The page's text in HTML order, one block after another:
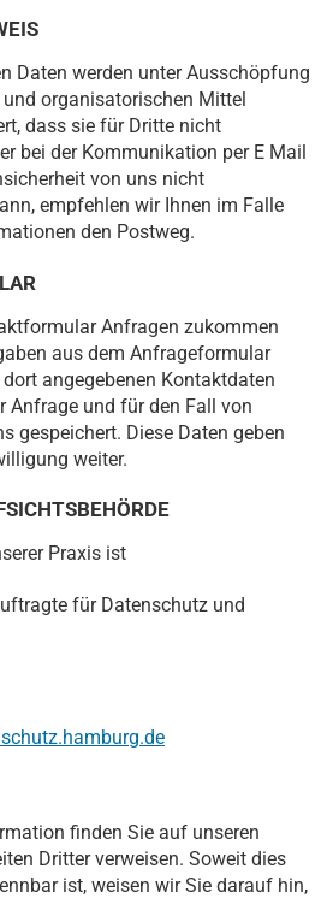
Daten werden unter Ausschöpfung
organisatorischen Mittel
dass sie für Dritte nicht
bei der Kommunikation per E Mail
von uns nicht
empfehlen wir Ihnen im Falle
den Postweg.
Anfragen zukommen
aus dem Anfrageformular
angegebenen Kontaktdaten
Anfrage und für den Fall von
gespeichert. Diese Daten geben
weiter.
Praxis ist
für Datenschutz und
finden Sie auf unseren
Dritter verweisen. Soweit dies
ist, weisen wir Sie darauf hin,